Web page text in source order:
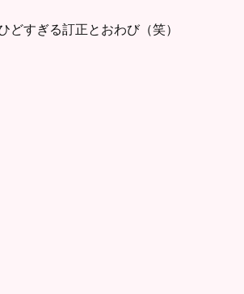
どすぎる訂正とおわび（笑）